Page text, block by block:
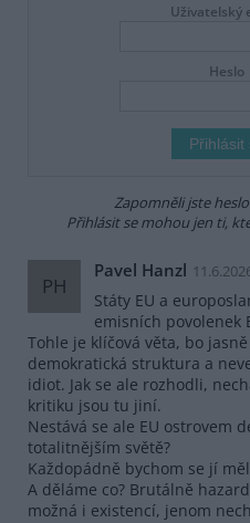
Uživatelský
Heslo
Zapomněli jste
Přihlásit se mohou jen ti,
PH
Pavel Hanzl
Státy EU a
emisních povolenek
Tohle je klíčová věta, bo
demokratická struktura a
idiot. Jak se ale rozhodli,
kritiku jsou tu jiní.
Nestává se ale EU ostrovem
totalitnějším světě?
Každopádně bychom se jí
A děláme co? Brutálně
možná i existencí, jenom